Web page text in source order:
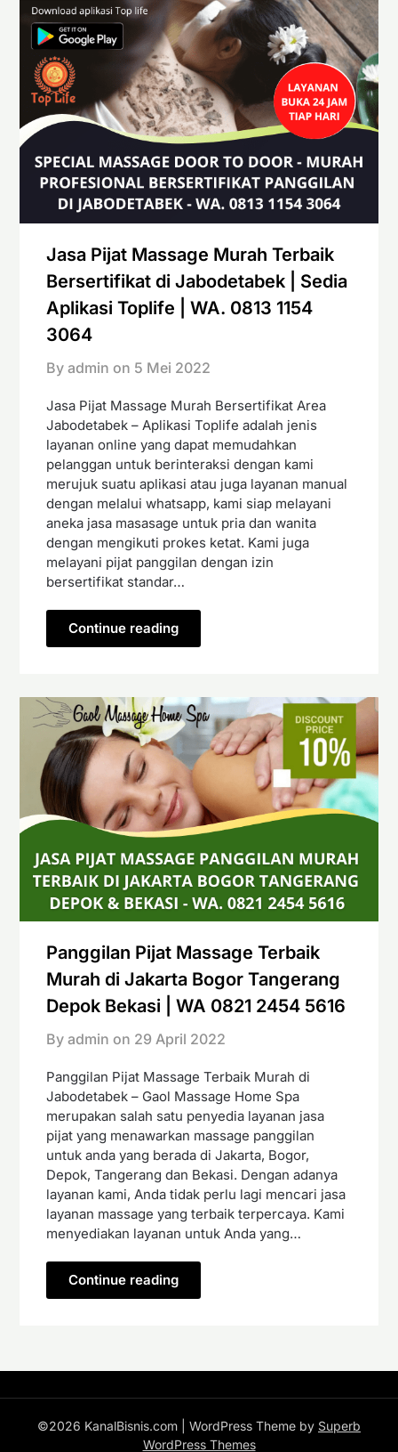
Jasa Pijat Massage Murah Terbaik
Bersertifikat di Jabodetabek | Sedia
Aplikasi Toplife | WA. 0813 1154
3064
By admin on 5 Mei 2022
Jasa Pijat Massage Murah Bersertifikat Area
Jabodetabek – Aplikasi Toplife adalah jenis
layanan online yang dapat memudahkan
pelanggan untuk berinteraksi dengan kami
merujuk suatu aplikasi atau juga layanan manual
dengan melalui whatsapp, kami siap melayani
aneka jasa masasage untuk pria dan wanita
dengan mengikuti prokes ketat. Kami juga
melayani pijat panggilan dengan izin
bersertifikat standar…
Continue reading
Panggilan Pijat Massage Terbaik
Murah di Jakarta Bogor Tangerang
Depok Bekasi | WA 0821 2454 5616
By admin on 29 April 2022
Panggilan Pijat Massage Terbaik Murah di
Jabodetabek – Gaol Massage Home Spa
merupakan salah satu penyedia layanan jasa
pijat yang menawarkan massage panggilan
untuk anda yang berada di Jakarta, Bogor,
Depok, Tangerang dan Bekasi. Dengan adanya
layanan kami, Anda tidak perlu lagi mencari jasa
layanan massage yang terbaik terpercaya. Kami
menyediakan layanan untuk Anda yang…
Continue reading
©2026 KanalBisnis.com | WordPress Theme by Superb
WordPress Themes